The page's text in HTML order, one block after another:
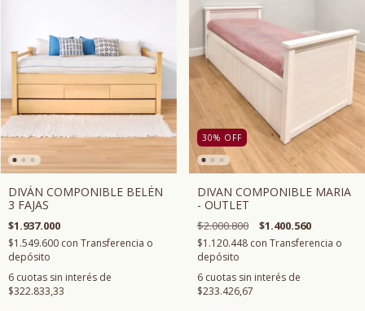
DIVÁN COMPONIBLE BELÉN
3 FAJAS
$1.937.000
$1.549.600 con Transferencia o
depósito
6 cuotas sin interés de
$322.833,33
30% OFF
DIVAN COMPONIBLE MARIA
- OUTLET
$2.000.800 $1.400.560
$1.120.448 con Transferencia o
depósito
6 cuotas sin interés de
$233.426,67